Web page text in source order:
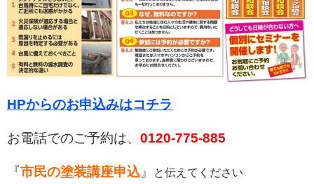
HPからのお申込みはコチラ
お電話でのご予約は、 0120-775-885
『市民の塗装講座申込』 と伝えてください